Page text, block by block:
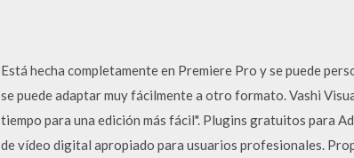
Está hecha completamente en Premiere Pro y se puede
se puede adaptar muy fácilmente a otro formato. Vashi
tiempo para una edición más fácil". Plugins gratuitos para
de vídeo digital apropiado para usuarios profesionales.